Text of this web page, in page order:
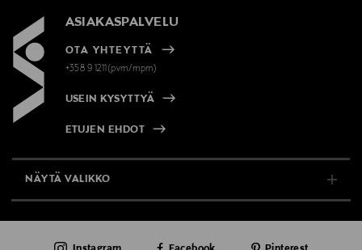
ASIAKASPALVELU
OTA YHTEYTTÄ
+358 9 1211(pvm/mpm)
USEIN KYSYTTYÄ
ETUJEN EHDOT
NÄYTÄ VALIKKO